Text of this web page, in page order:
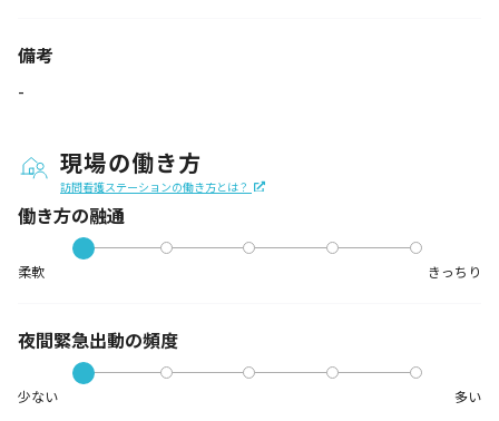
備考
-
現場の働き方
訪問看護ステーションの働き方とは？
働き方の融通
柔軟 きっちり
夜間緊急出動の頻度
少ない 多い